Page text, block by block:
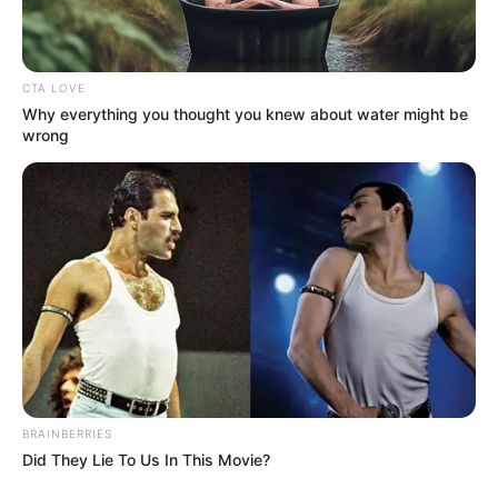
Remember Hensel Twins? Take A Deep Breath Before
You See Them Now
BUZZDAY
CTA LOVE
Why everything you thought you knew about water might be
wrong
BRAINBERRIES
Did They Lie To Us In This Movie?